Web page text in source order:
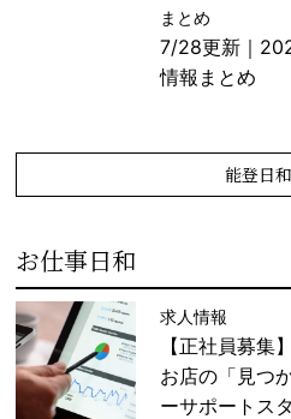
まとめ
7/28更新｜
情報まとめ
能登日
お仕事日和
求人情報
【正社員募集
お店の「見つ
ーサポートス